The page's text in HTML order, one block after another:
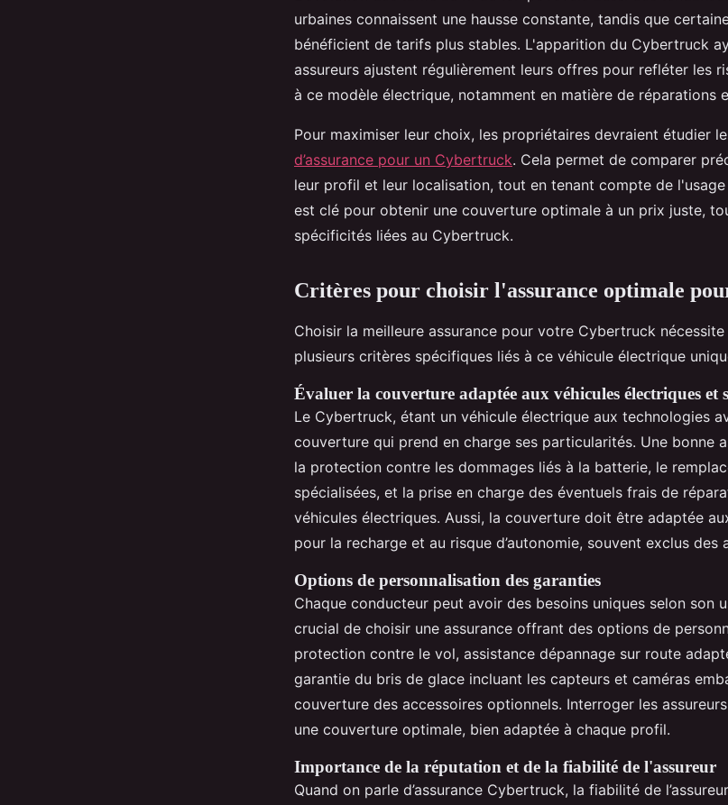
urbaines connaissent une hausse constante, tandis que
bénéficient de tarifs plus stables. L'apparition du Cybertruck
assureurs ajustent régulièrement leurs offres pour refléter les
à ce modèle électrique, notamment en matière de réparations
Pour maximiser leur choix, les propriétaires devraient étudier
d’assurance pour un Cybertruck. Cela permet de comparer
leur profil et leur localisation, tout en tenant compte de
est clé pour obtenir une couverture optimale à un prix juste,
spécificités liées au Cybertruck.
Critères pour choisir l'assurance optimale
Choisir la meilleure assurance pour votre Cybertruck
plusieurs critères spécifiques liés à ce véhicule électrique
Évaluer la couverture adaptée aux véhicules électriques et
Le Cybertruck, étant un véhicule électrique aux technologies
couverture qui prend en charge ses particularités. Une bonne
la protection contre les dommages liés à la batterie, le
spécialisées, et la prise en charge des éventuels frais de
véhicules électriques. Aussi, la couverture doit être adaptée
pour la recharge et au risque d’autonomie, souvent exclus des
Options de personnalisation des garanties
Chaque conducteur peut avoir des besoins uniques selon son
crucial de choisir une assurance offrant des options de
protection contre le vol, assistance dépannage sur route
garantie du bris de glace incluant les capteurs et caméras
couverture des accessoires optionnels. Interroger les
une couverture optimale, bien adaptée à chaque profil.
Importance de la réputation et de la fiabilité de l'assureur
Quand on parle d’assurance Cybertruck, la fiabilité de